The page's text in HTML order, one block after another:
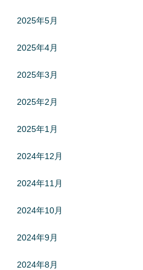
2025年5月
2025年4月
2025年3月
2025年2月
2025年1月
2024年12月
2024年11月
2024年10月
2024年9月
2024年8月